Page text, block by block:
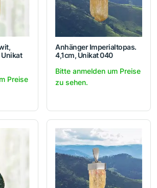
Preise
Anhänger Imperialtopas.
4,1cm, Unikat 040
Bitte anmelden um Preise
zu sehen.